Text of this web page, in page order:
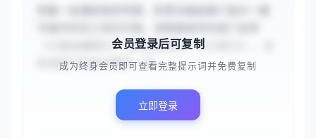
（{{前台接待}}）和培训总时长（{{3天}}），分
析该部门的培训需求，并...
会员登录后可复制
成为终身会员即可查看完整提示词并免费复制
立即登录